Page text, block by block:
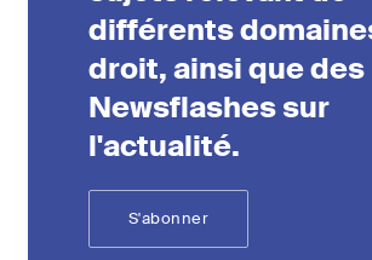
différents
droit, ainsi que des
Newsflashes sur
l'actualité.
S'abonner